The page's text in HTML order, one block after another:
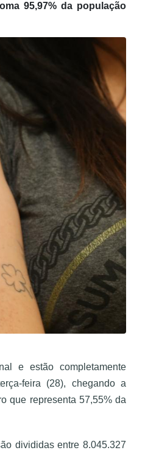
95,97% da população
e estão completamente
feira (28), chegando a
que representa 57,55% da
divididas entre 8.045.327